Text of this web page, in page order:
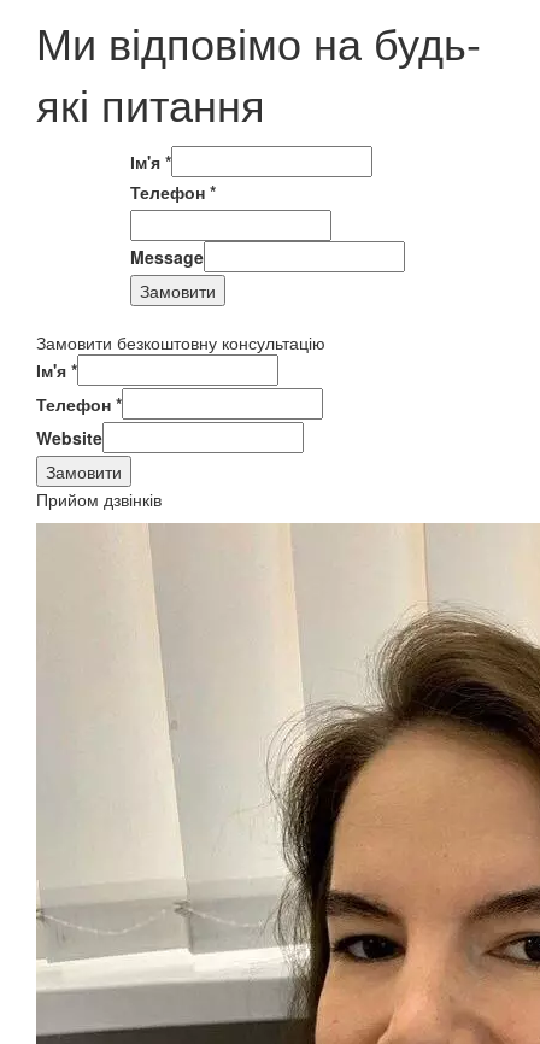
Ми відповімо на будь-
які питання
Ім'я *
Телефон *
Message
Замовити
Замовити безкоштовну консультацію
Ім'я *
Телефон *
Website
Замовити
Прийом дзвінків